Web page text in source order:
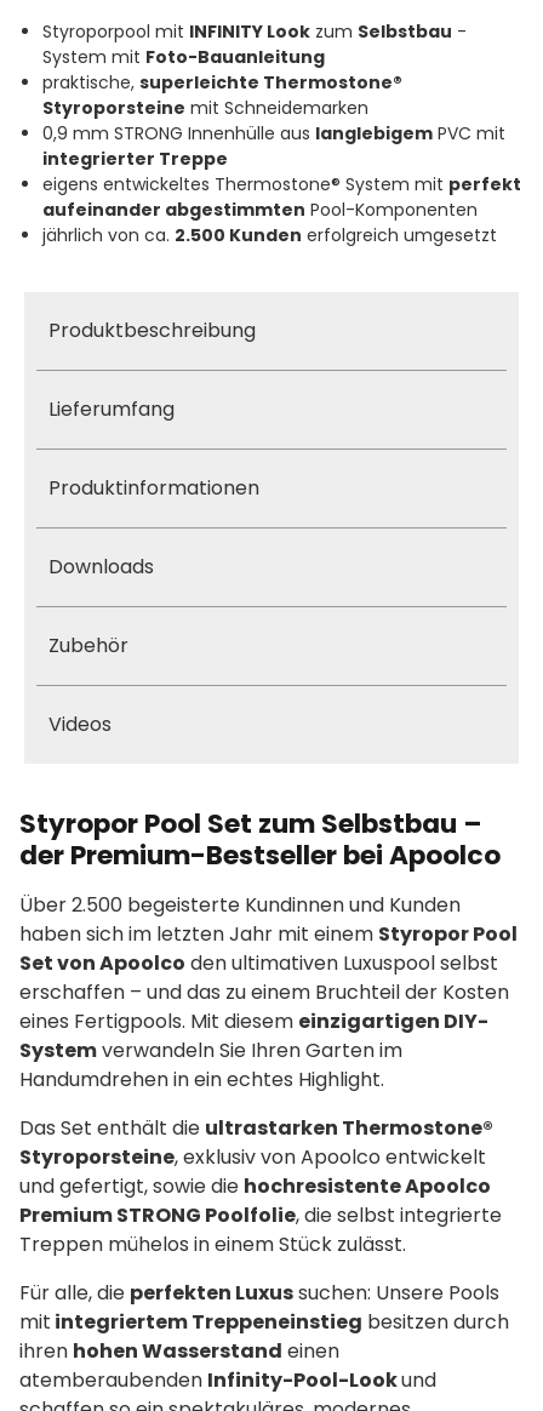
Styroporpool mit INFINITY Look zum Selbstbau -
System mit Foto-Bauanleitung
praktische, superleichte Thermostone®
Styroporsteine mit Schneidemarken
0,9 mm STRONG Innenhülle aus langlebigem PVC mit
integrierter Treppe
eigens entwickeltes Thermostone® System mit perfekt
aufeinander abgestimmten Pool-Komponenten
jährlich von ca. 2.500 Kunden erfolgreich umgesetzt
Produktbeschreibung
Lieferumfang
Produktinformationen
Downloads
Zubehör
Videos
Styropor Pool Set zum Selbstbau –
der Premium-Bestseller bei Apoolco
Über 2.500 begeisterte Kundinnen und Kunden
haben sich im letzten Jahr mit einem Styropor Pool
Set von Apoolco den ultimativen Luxuspool selbst
erschaffen – und das zu einem Bruchteil der Kosten
eines Fertigpools. Mit diesem einzigartigen DIY-
Systemverwandeln Sie Ihren Garten im
Handumdrehen in ein echtes Highlight.
Das Set enthält die ultrastarken Thermostone®
Styroporsteine, exklusiv von Apoolco entwickelt
und gefertigt, sowie die hochresistente Apoolco
Premium STRONG Poolfolie, die selbst integrierte
Treppen mühelos in einem Stück zulässt.
Für alle, die perfekten Luxussuchen: Unsere Pools
mit integriertem Treppeneinstieg besitzen durch
ihren hohen Wasserstand einen
atemberaubenden Infinity-Pool-Lookund